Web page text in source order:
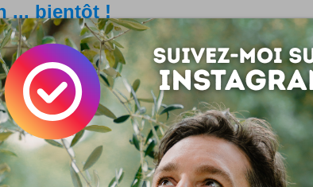
... bientôt !
16 avril 2009 Tribords se lance dans la blogosphère ...
plutôt super content des résultats obtenus ... je
dans la semaine du 12 au 18 avril 2010 pour fêter
pas bien encore comment, mais je vais...